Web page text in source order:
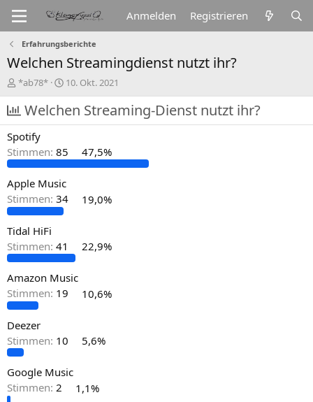
Anmelden Registrieren
Erfahrungsberichte
Welchen Streamingdienst nutzt ihr?
E
r
s
t
e
l
e
r
*ab78*
E
r
s
t
l
t
a
m
10. Okt. 2021
Welchen Streaming-Dienst nutzt ihr?
Spotify
Stimmen: 85 47,5%
Apple Music
Stimmen: 34 19,0%
Tidal HiFi
Stimmen: 41 22,9%
Amazon Music
Stimmen: 19 10,6%
Deezer
Stimmen: 10 5,6%
Google Music
Stimmen: 2 1,1%